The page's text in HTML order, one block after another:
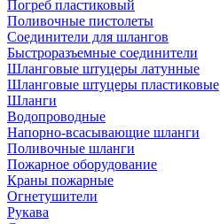
Погреб пластиковый
Поливочные пистолеты
Соединители для шлангов
Быстроразъемные соединители
Шланговые штуцеры латунные
Шланговые штуцеры пластиковые
Шланги
Водопроводные
Напорно-всасывающие шланги
Поливочные шланги
Пожарное оборудование
Краны пожарные
Огнетушители
Рукава